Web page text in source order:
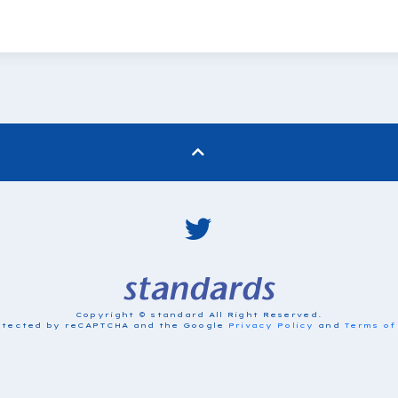
Copyright © standard All Right Reserved.
by reCAPTCHA and the Google
Privacy Policy and Terms of